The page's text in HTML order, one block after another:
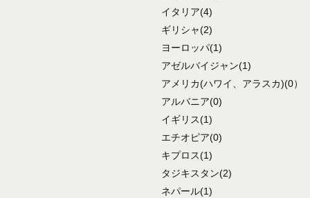
イタリア(4)
ギリシャ(2)
ヨーロッパ(1)
アゼルバイジャン(1)
アメリカ(ハワイ、アラスカ)(0）
アルバニア(0)
イギリス(1)
エチオピア(0)
キプロス(1)
タジキスタン(2)
ネパール(1)